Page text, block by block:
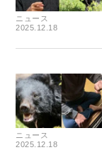
ニュース
2025.12.18
ニュース
2025.12.18